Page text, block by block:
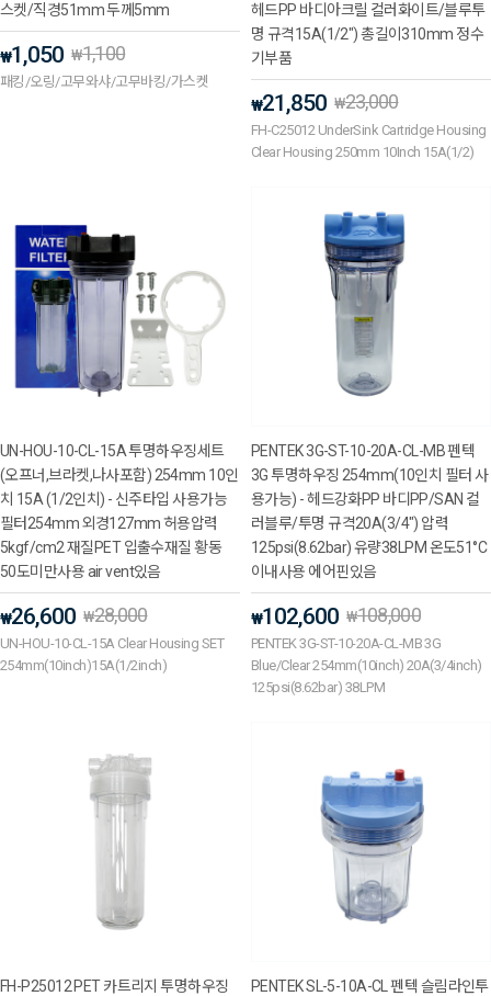
스켓/직경51mm 두께5mm
₩1,050 ₩1,100
패킹/오링/고무와샤/고무바킹/가스켓
헤드PP 바디아크릴 컬러화이트/블루투
명 규격15A(1/2") 총길이310mm 정수
기부품
₩21,850 ₩23,000
FH-C25012 UnderSink Cartridge Housing
Clear Housing 250mm 10Inch 15A(1/2)
UN-HOU-10-CL-15A 투명하우징세트
(오프너,브라켓,나사포함) 254mm 10인
치 15A (1/2인치) - 신주타입 사용가능
필터254mm 외경127mm 허용압력
5kgf/cm2 재질PET 입출수재질 황동
50도미만사용 air vent있음
₩26,600 ₩28,000
UN-HOU-10-CL-15A Clear Housing SET
254mm(10inch)15A(1/2inch)
PENTEK 3G-ST-10-20A-CL-MB 펜텍
3G 투명하우징 254mm(10인치 필터 사
용가능) - 헤드강화PP 바디PP/SAN 컬
러블루/투명 규격20A(3/4") 압력
125psi(8.62bar) 유량38LPM 온도51°C
이내사용 에어핀있음
₩102,600 ₩108,000
PENTEK 3G-ST-10-20A-CL-MB 3G
Blue/Clear 254mm(10inch) 20A(3/4inch)
125psi(8.62bar) 38LPM
FH-P25012 PET 카트리지 투명하우징
PENTEK SL-5-10A-CL 펜텍 슬림라인투